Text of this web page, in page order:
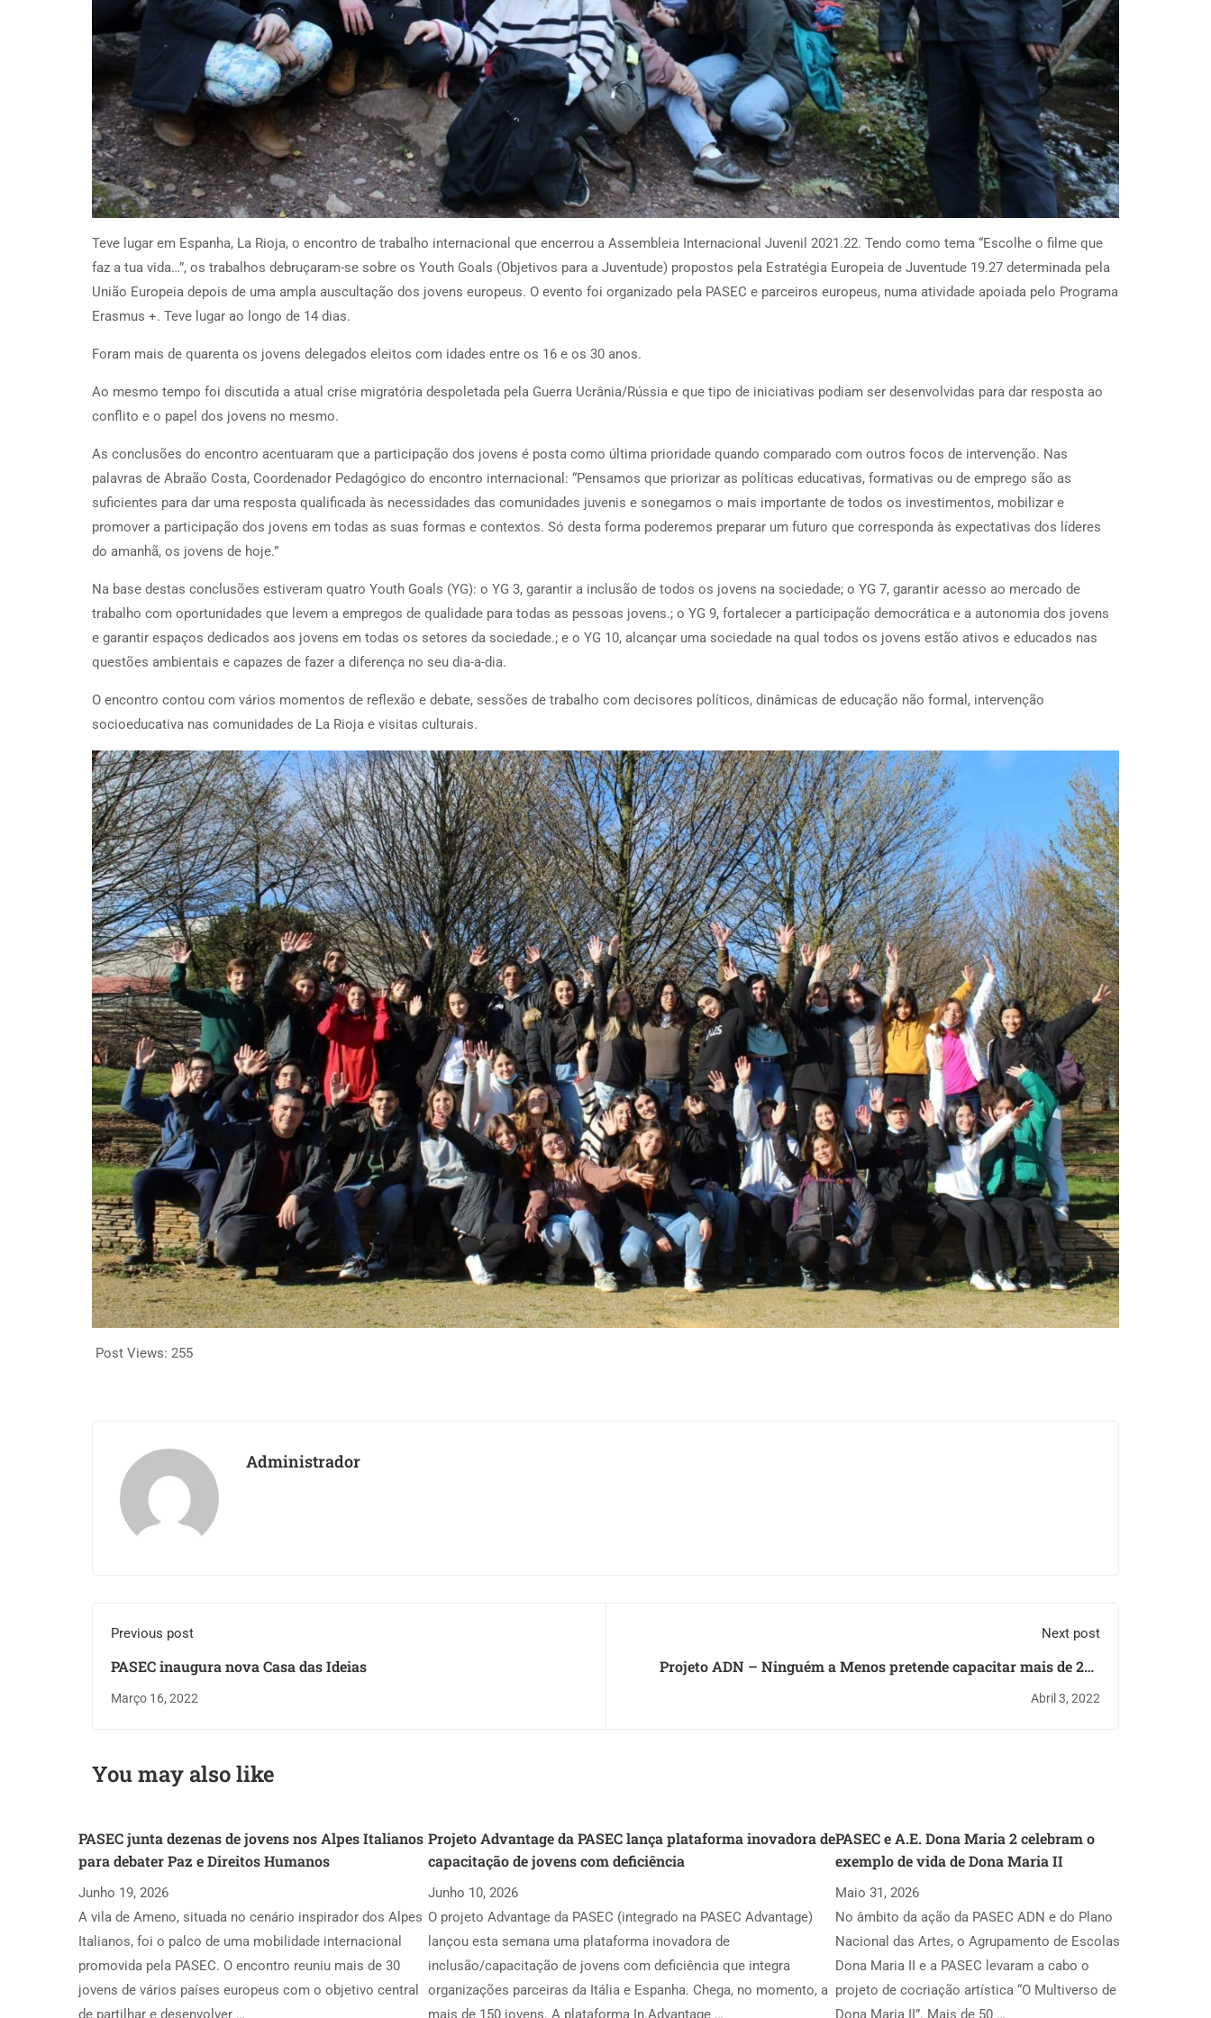
Teve lugar em Espanha, La Rioja, o encontro de trabalho internacional que encerrou a Assembleia Internacional Juvenil 2021.22. Tendo como tema “Escolhe o filme que
faz a tua vida…”, os trabalhos debruçaram-se sobre os Youth Goals (Objetivos para a Juventude) propostos pela Estratégia Europeia de Juventude 19.27 determinada pela
União Europeia depois de uma ampla auscultação dos jovens europeus. O evento foi organizado pela PASEC e parceiros europeus, numa atividade apoiada pelo Programa
Erasmus +. Teve lugar ao longo de 14 dias.
Foram mais de quarenta os jovens delegados eleitos com idades entre os 16 e os 30 anos.
Ao mesmo tempo foi discutida a atual crise migratória despoletada pela Guerra Ucrânia/Rússia e que tipo de iniciativas podiam ser desenvolvidas para dar resposta ao
conflito e o papel dos jovens no mesmo.
As conclusões do encontro acentuaram que a participação dos jovens é posta como última prioridade quando comparado com outros focos de intervenção. Nas
palavras de Abraão Costa, Coordenador Pedagógico do encontro internacional: “Pensamos que priorizar as políticas educativas, formativas ou de emprego são as
suficientes para dar uma resposta qualificada às necessidades das comunidades juvenis e sonegamos o mais importante de todos os investimentos, mobilizar e
promover a participação dos jovens em todas as suas formas e contextos. Só desta forma poderemos preparar um futuro que corresponda às expectativas dos líderes
do amanhã, os jovens de hoje.”
Na base destas conclusões estiveram quatro Youth Goals (YG): o YG 3, garantir a inclusão de todos os jovens na sociedade; o YG 7, garantir acesso ao mercado de
trabalho com oportunidades que levem a empregos de qualidade para todas as pessoas jovens.; o YG 9, fortalecer a participação democrática e a autonomia dos jovens
e garantir espaços dedicados aos jovens em todas os setores da sociedade.; e o YG 10, alcançar uma sociedade na qual todos os jovens estão ativos e educados nas
questões ambientais e capazes de fazer a diferença no seu dia-a-dia.
O encontro contou com vários momentos de reflexão e debate, sessões de trabalho com decisores políticos, dinâmicas de educação não formal, intervenção
socioeducativa nas comunidades de La Rioja e visitas culturais.
Post Views: 255
Administrador
Previous post
PASEC inaugura nova Casa das Ideias
Março 16, 2022
Next post
Projeto ADN – Ninguém a Menos pretende capacitar mais de 200
jovens NEET
Abril 3, 2022
You may also like
PASEC junta dezenas de jovens nos Alpes Italianos
para debater Paz e Direitos Humanos
Junho 19, 2026
A vila de Ameno, situada no cenário inspirador dos Alpes
Italianos, foi o palco de uma mobilidade internacional
promovida pela PASEC. O encontro reuniu mais de 30
jovens de vários países europeus com o objetivo central
Projeto Advantage da PASEC lança plataforma inovadora de
capacitação de jovens com deficiência
Junho 10, 2026
O projeto Advantage da PASEC (integrado na PASEC Advantage)
lançou esta semana uma plataforma inovadora de
inclusão/capacitação de jovens com deficiência que integra
organizações parceiras da Itália e Espanha. Chega, no momento, a
PASEC e A.E. Dona Maria 2 celebram o
exemplo de vida de Dona Maria II
Maio 31, 2026
No âmbito da ação da PASEC ADN e do Plano
Nacional das Artes, o Agrupamento de Escolas
Dona Maria II e a PASEC levaram a cabo o
projeto de cocriação artística “O Multiverso de